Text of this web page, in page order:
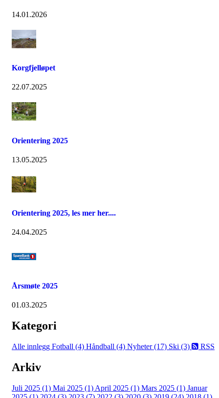
14.01.2026
Korgfjelløpet
22.07.2025
Orientering 2025
13.05.2025
Orientering 2025, les mer her....
24.04.2025
Årsmøte 2025
01.03.2025
Kategori
Alle innlegg Fotball (4) Håndball (4) Nyheter (17) Ski (3) RSS
Arkiv
Juli 2025 (1) Mai 2025 (1) April 2025 (1) Mars 2025 (1) Januar